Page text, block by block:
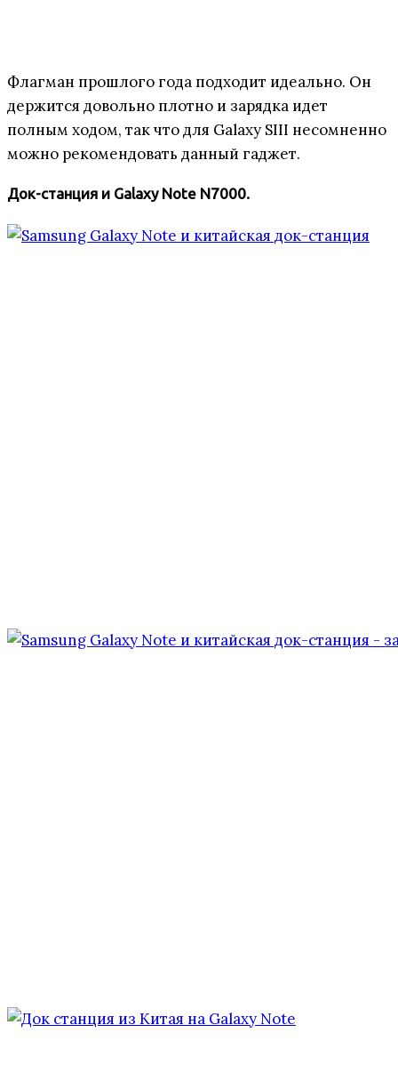
Флагман прошлого года подходит идеально. Он
держится довольно плотно и зарядка идет
полным ходом, так что для Galaxy SIII несомненно
можно рекомендовать данный гаджет.
Док-станция и Galaxy Note N7000.